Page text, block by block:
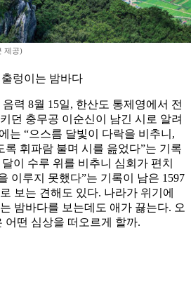
제공)
출렁이는 밤바다
력 8월 15일, 한산도 통제영에서 전
던 충무공 이순신이 남긴 시로 알려
는 “으스름 달빛이 다락을 비추니,
록 휘파람 불며 시를 읊었다”는 기록
이 수루 위를 비추니 심회가 편치
이루지 못했다”는 기록이 남은 1597
보는 견해도 있다. 나라가 위기에
밤바다를 보는데도 애가 끓는다. 오
어떤 심상을 떠오르게 할까.